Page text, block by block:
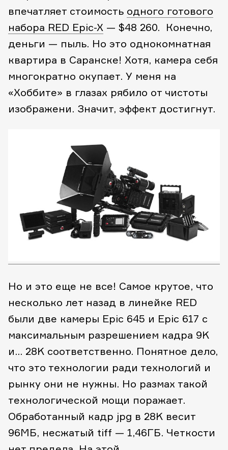
впечатляет стоимость одного готового
набора RED Epic-X — $48 260. Конечно,
деньги — пыль. Но это однокомнатная
квартира в Саранске! Хотя, камера себя
многократно окупает. У меня на
«Хоббите» в глазах рябило от чистоты
изображени. Значит, эффект достигнут.
Но и это еще не все! Самое крутое, что
несколько лет назад в линейке RED
были две камеры Epic 645 и Epic 617 с
максимальным разрешением кадра 9K
и… 28K соответственно. Понятное дело,
что это технологии ради технологий и
рынку они не нужны. Но размах такой
технологической мощи поражает.
Обработанный кадр jpg в 28K весит
96МБ, несжатый tiff — 1,46ГБ. Четкости